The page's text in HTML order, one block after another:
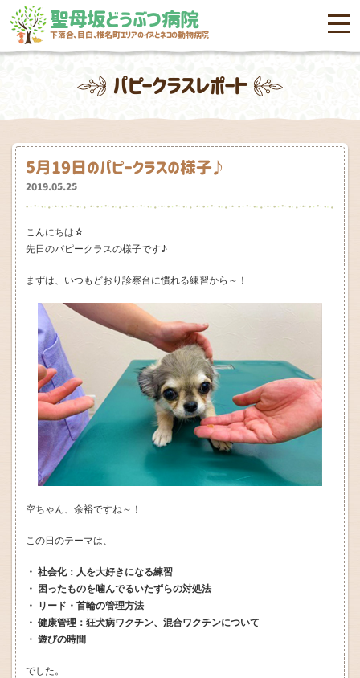
聖母坂どうぶつ病院
下落合、目白、椎名町エリアのイヌとネコの動物病院 menu
パピークラスレポート
5月19日のパピークラスの様子♪
2019.05.25
こんにちは☆
先日のパピークラスの様子です♪
まずは、いつもどおり診察台に慣れる練習から～！
空ちゃん、余裕ですね～！
この日のテーマは、
・ 社会化：人を大好きになる練習
・ 困ったものを噛んでるいたずらの対処法
・ リード・首輪の管理方法
・ 健康管理：狂犬病ワクチン、混合ワクチンについて
・ 遊びの時間
でした。